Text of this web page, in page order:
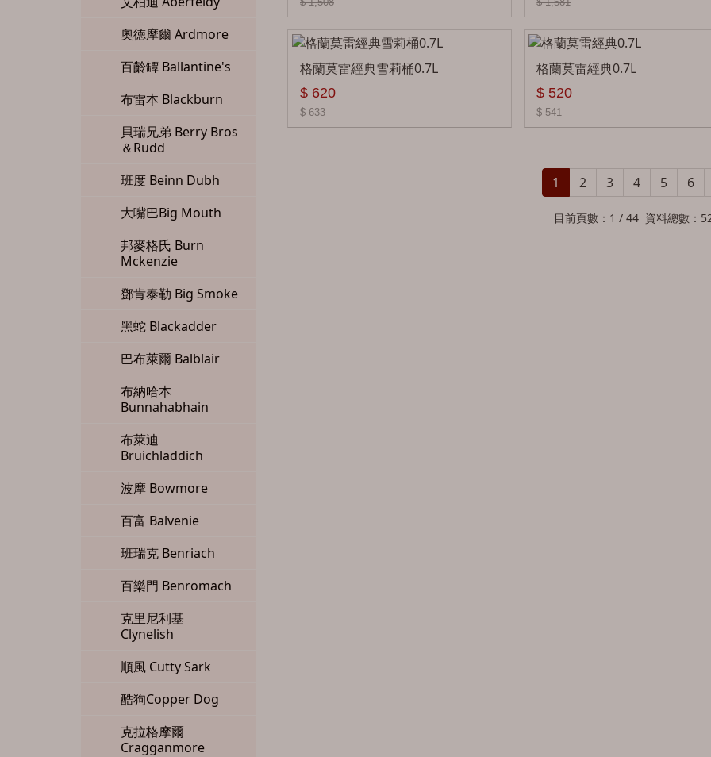
奧徳摩爾 Ardmore
百齡罈 Ballantine's
布雷本 Blackburn
貝瑞兄弟 Berry Bros
＆Rudd
班度 Beinn Dubh
大嘴巴Big Mouth
邦麥格氏 Burn
Mckenzie
鄧肯泰勒 Big Smoke
黑蛇 Blackadder
巴布萊爾 Balblair
布納哈本
Bunnahabhain
布萊迪
Bruichladdich
波摩 Bowmore
百富 Balvenie
班瑞克 Benriach
百樂門 Benromach
克里尼利基
Clynelish
順風 Cutty Sark
酷狗Copper Dog
克拉格摩爾
Cragganmore
格蘭莫雷經典雪莉桶0.7L
$ 620
$ 633
格蘭莫雷經典0.7L
$ 520
$ 541
1 2 3 4 5 6
目前頁數：1 / 44 資料總數：